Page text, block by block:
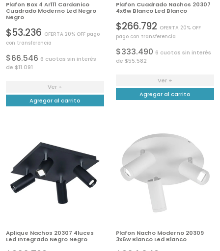
Plafon Box 4 Ar111 Cardanico
Cuadrado Moderno Led Negro
Negro
$53.236 OFERTA 20% OFF pago
con transferencia
$66.546 6 cuotas sin interés
de $11.091
Ver +
Agregar al carrito
Plafon Cuadrado Nachos 20307
4x6w Blanco Led Blanco
$266.792 OFERTA 20% OFF
pago con transferencia
$333.490 6 cuotas sin interés
de $55.582
Ver +
Agregar al carrito
Aplique Nachos 20307 4luces
Led Integrado Negro Negro
Plafon Nacho Moderno 20309
3x6w Blanco Led Blanco